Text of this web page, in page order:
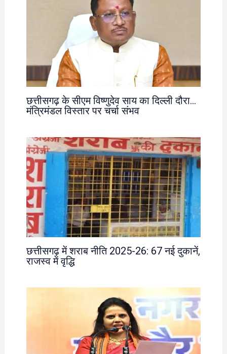
छत्तीसगढ़ के सीएम विष्णुदेव साय का दिल्ली दौरा…
मंत्रिमंडल विस्तार पर चर्चा संभव
छत्तीसगढ़ में शराब नीति 2025-26: 67 नई दुकानें,
राजस्व में वृद्धि